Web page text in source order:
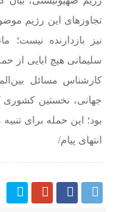
تجاوز‌های این رژیم
نیز بازدارنده
سلیمانی هیچ ابایی از
کارشناس مسائل
جهانی، نخستین کشوری
بود؛ این حمله برای
انتهای پیام/